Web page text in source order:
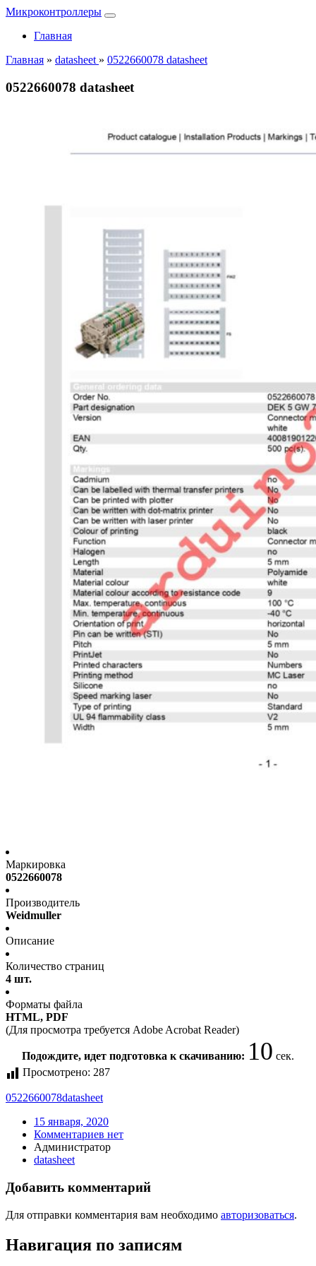
Микроконтроллеры
Главная
Главная » datasheet » 0522660078 datasheet
0522660078 datasheet
Маркировка
0522660078
Производитель
Weidmuller
Описание
Количество страниц
4 шт.
Форматы файла
HTML, PDF
(Для просмотра требуется Adobe Acrobat Reader)
Подождите, идет подготовка к скачиванию: 10 сек.
Просмотрено: 287
0522660078datasheet
15 января, 2020
Комментариев нет
Администратор
datasheet
Добавить комментарий
Для отправки комментария вам необходимо авторизоваться.
Навигация по записям